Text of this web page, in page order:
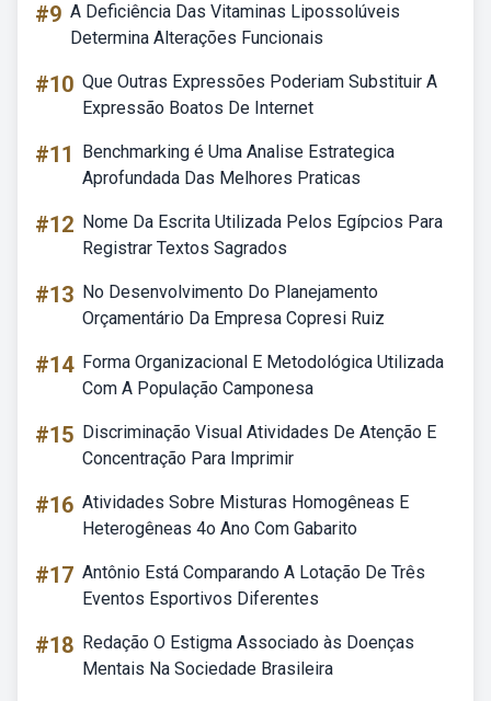
#9 A Deficiência Das Vitaminas Lipossolúveis
Determina Alterações Funcionais
#10 Que Outras Expressões Poderiam Substituir A
Expressão Boatos De Internet
#11
Benchmarking é Uma Analise Estrategica
Aprofundada Das Melhores Praticas
#12 Nome Da Escrita Utilizada Pelos Egípcios Para
Registrar Textos Sagrados
#13 No Desenvolvimento Do Planejamento
Orçamentário Da Empresa Copresi Ruiz
#14 Forma Organizacional E Metodológica Utilizada
Com A População Camponesa
#15 Discriminação Visual Atividades De Atenção E
Concentração Para Imprimir
#16 Atividades Sobre Misturas Homogêneas E
Heterogêneas 4o Ano Com Gabarito
#17 Antônio Está Comparando A Lotação De Três
Eventos Esportivos Diferentes
#18 Redação O Estigma Associado às Doenças
Mentais Na Sociedade Brasileira